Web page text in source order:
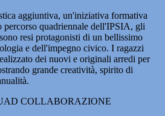
aggiuntiva, un'iniziativa formativa
percorso quadriennale dell'IPSIA, gli
resi protagonisti di un bellissimo
e dell'impegno civico. I ragazzi
dei nuovi e originali arredi per
grande creatività, spirito di